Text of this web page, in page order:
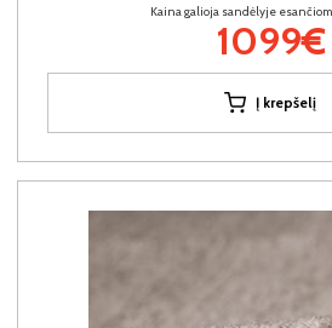
Kaina galioja sandėlyje
1099€
Į krepšelį